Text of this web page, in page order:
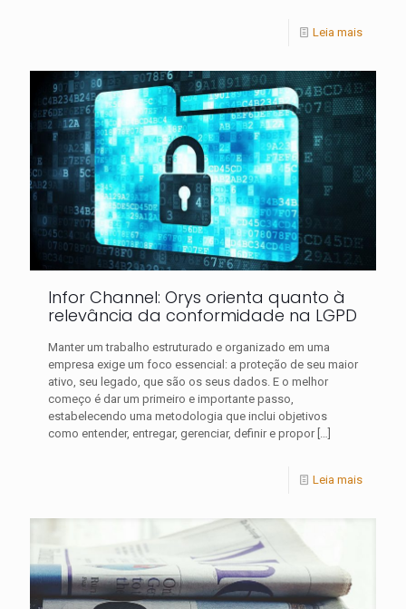
Leia mais
Infor Channel: Orys orienta quanto à
relevância da conformidade na LGPD
Manter um trabalho estruturado e organizado em uma
empresa exige um foco essencial: a proteção de seu maior
ativo, seu legado, que são os seus dados. E o melhor
começo é dar um primeiro e importante passo,
estabelecendo uma metodologia que inclui objetivos
como entender, entregar, gerenciar, definir e propor[…]
Leia mais